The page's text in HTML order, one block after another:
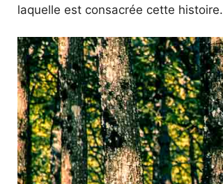
laquelle est consacrée cette histoire.